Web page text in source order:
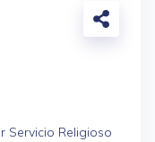
Servicio Religioso